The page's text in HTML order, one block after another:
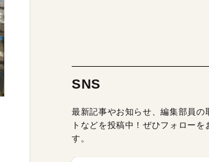
SNS
最新記事やお知らせ、編集部員の
トなどを投稿中！ぜひフォローを
す。